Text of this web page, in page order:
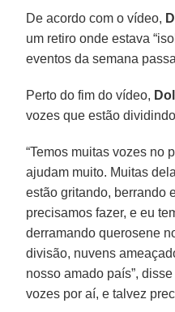
De acordo com o vídeo,
um retiro onde estava
eventos da semana
Perto do fim do vídeo,
vozes que estão
“Temos muitas vozes no
ajudam muito. Muitas
estão gritando, berrando
precisamos fazer, e eu
derramando querosene
divisão, nuvens
nosso amado país”, disse
vozes por aí, e talvez